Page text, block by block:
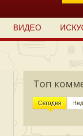
ВИДЕО
Топ
Сегодня